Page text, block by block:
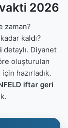
vakti 2026
zaman?
kaldı?
detaylı. Diyanet
oluşturulan
hazırladık.
iftar geri